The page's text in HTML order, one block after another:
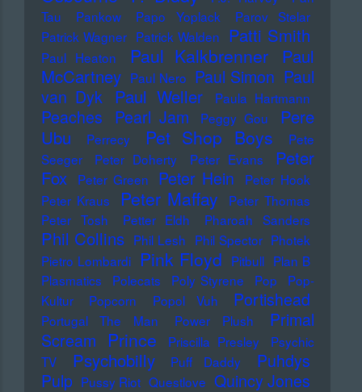
Tau
Pankow Papo Yoplack
Parov Stelar
Patrick Wagner Patrick Walden Patti Smith
Paul Heaton Paul Kalkbrenner
Paul
McCartney Paul Nero Paul Simon Paul
van Dyk Paul Weller Paula Hartmann
Peaches Pearl Jam Peggy Gou
Pere
Ubu
Perrecy Pet Shop Boys
Pete
Seeger
Peter Doherty Peter Evans
Peter
Fox
Peter Green Peter Hein
Peter Hook
Peter Kraus
Peter Maffay
Peter Thomas
Peter Tosh
Petter Eldh Pharoah Sanders
Phil Collins Phil Lesh Phil Spector Photek
Pietro Lombardi
Pink Floyd Pitbull Plan B
Plasmatics
Polecats Poly Styrene Pop
Pop-
Kultur
Popcorn Popol Vuh Portishead
Portugal The Man Power Plush
Primal
Scream
Prince Priscilla Presley
Psychic
TV
Psychobilly Puff Daddy
Puhdys
Pulp Pussy Riot Questlove Quincy Jones